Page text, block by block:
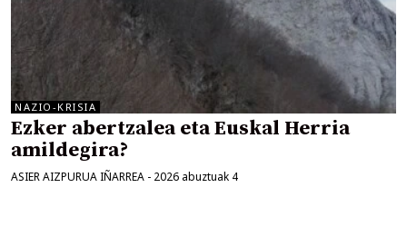
NAZIO-KRISIA
Ezker abertzalea eta Euskal Herria
amildegira?
ASIER AIZPURUA IÑARREA - 2026 abuztuak 4